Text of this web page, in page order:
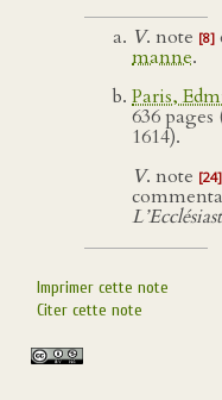
V. note [8]
manne.
Paris,
636
1614).
V. note [24]
Imprimer cette note
Citer cette note